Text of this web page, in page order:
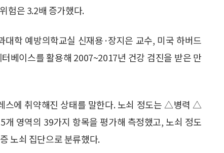
험은 3.2배 증가했다.
학 예방의학교실 신재용·장지은 교수, 미국 하버드
베이스를 활용해 2007~2017년 건강 검진을 받은 만
스에 취약해진 상태를 말한다. 노쇠 정도는 △병력 △
영역의 39가지 항목을 평가해 측정했고, 노쇠 정도
노쇠 집단으로 분류했다.